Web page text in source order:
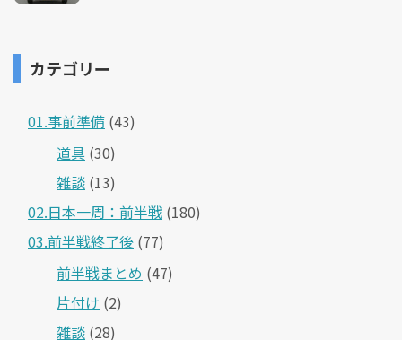
カテゴリー
01.事前準備 (43)
道具 (30)
雑談 (13)
02.日本一周：前半戦 (180)
03.前半戦終了後 (77)
前半戦まとめ (47)
片付け (2)
雑談 (28)